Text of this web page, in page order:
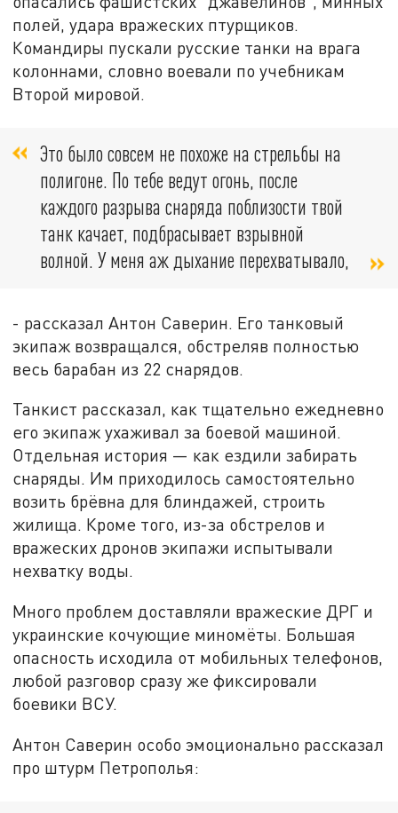
полей, удара вражеских птурщиков.
Командиры пускали русские танки на врага
колоннами, словно воевали по учебникам
Второй мировой.
Это было совсем не похоже на стрельбы на
полигоне. По тебе ведут огонь, после
каждого разрыва снаряда поблизости твой
танк качает, подбрасывает взрывной
волной. У меня аж дыхание перехватывало,
- рассказал Антон Саверин. Его танковый
экипаж возвращался, обстреляв полностью
весь барабан из 22 снарядов.
Танкист рассказал, как тщательно ежедневно
его экипаж ухаживал за боевой машиной.
Отдельная история — как ездили забирать
снаряды. Им приходилось самостоятельно
возить брёвна для блиндажей, строить
жилища. Кроме того, из-за обстрелов и
вражеских дронов экипажи испытывали
нехватку воды.
Много проблем доставляли вражеские ДРГ и
украинские кочующие миномёты. Большая
опасность исходила от мобильных телефонов,
любой разговор сразу же фиксировали
боевики ВСУ.
Антон Саверин особо эмоционально рассказал
про штурм Петрополья: